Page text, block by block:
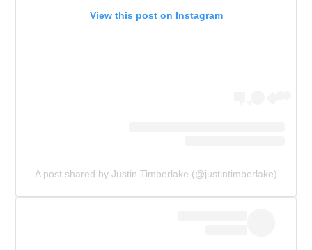
View this post on Instagram
A post shared by Justin Timberlake (@justintimberlake)